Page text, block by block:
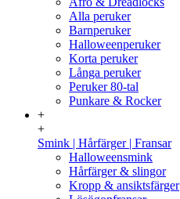
Alla peruker
Barnperuker
Halloweenperuker
Korta peruker
Långa peruker
Peruker 80-tal
Punkare & Rocker
+
+
Smink | Hårfärger | Fransar
Halloweensmink
Hårfärger & slingor
Kropp & ansiktsfärger